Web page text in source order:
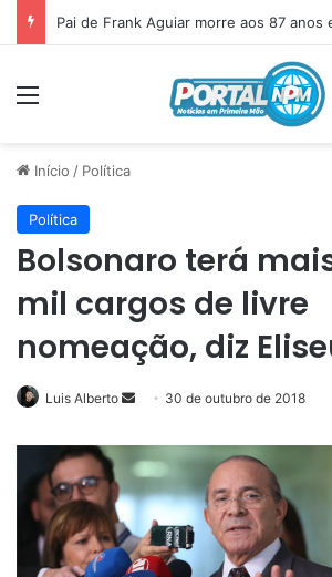
Pai de Frank Aguiar morre aos 87 anos
Início / Política
Política
Bolsonaro terá
mil cargos de livre
nomeação, diz
Luis Alberto
Mande
mail
30 de outubro de 2018